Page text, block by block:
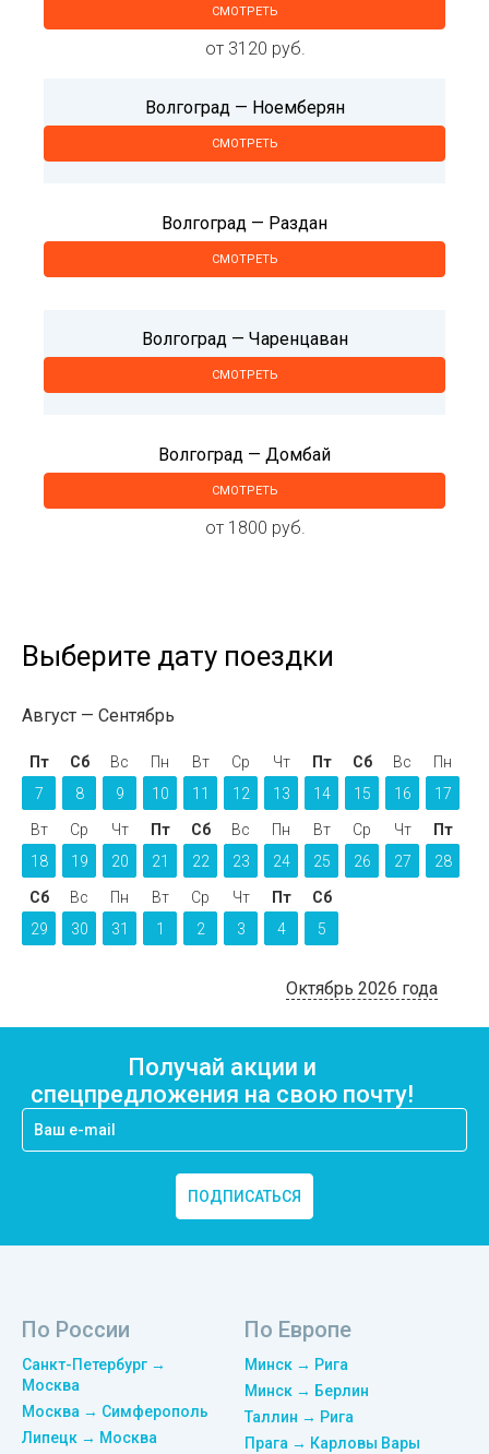
СМОТРЕТЬ
от 3120 руб.
Волгоград — Ноемберян
СМОТРЕТЬ
Волгоград — Раздан
СМОТРЕТЬ
Волгоград — Чаренцаван
СМОТРЕТЬ
Волгоград — Домбай
СМОТРЕТЬ
от 1800 руб.
Выберите дату поездки
Август Сентябрь
Пт
7
Сб
8
Вс
9
Пн
10
Вт
11
Ср
12
Чт
13
Пт
14
Сб
15
Вс
16
Пн
17
Вт
18
Ср
19
Чт
20
Пт
21
Сб
22
Вс
23
Пн
24
Вт
25
Ср
26
Чт
27
Пт
28
Сб
29
Вс
30
Пн
31
Вт
1
Ср
2
Чт
3
Пт
4
Сб
5
Октябрь 2026 года
Получай акции и
спецпредложения на свою почту!
ПОДПИСАТЬСЯ
По России
Санкт-Петербург →
Москва
Москва → Симферополь
Липецк → Москва
По Европе
Минск → Рига
Минск → Берлин
Таллин → Рига
Прага → Карловы Вары